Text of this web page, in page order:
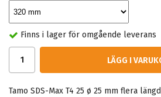
Finns i lager för omgående leverans
LÄGG I
Tamo SDS-Max T4 25 ø 25 mm flera